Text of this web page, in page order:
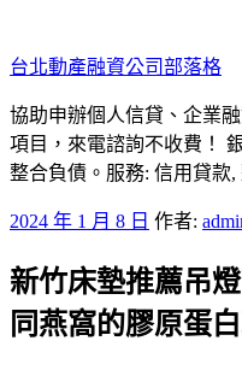
至
主
要
內
容
台北動產融資公司部落格
協助申辦個人信貸、企業
項目，來電諮詢不收費！
整合負債。服務: 信用貸款,
發
於
2024 年 1 月 8 日 作者:
新竹床墊推薦吊
同燕窩的膠原蛋